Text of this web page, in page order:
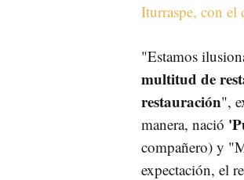
Iturraspe, con
"Estamos
multitud de
restauración",
manera, nació
compañero) y
expectación, el